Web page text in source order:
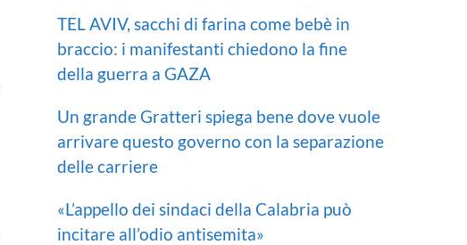
TEL AVIV, sacchi di farina come bebè in
braccio: i manifestanti chiedono la fine
della guerra a GAZA
Un grande Gratteri spiega bene dove vuole
arrivare questo governo con la separazione
delle carriere
«L’appello dei sindaci della Calabria può
incitare all’odio antisemita»